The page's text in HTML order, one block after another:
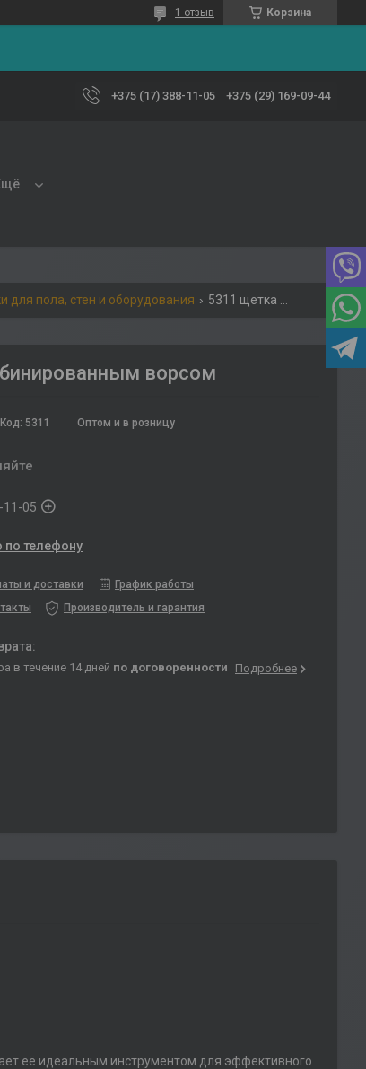
Корзина
1 отзыв
+375 (17) 388-11-05 +375 (29) 169-09-44
для пола, стен и оборудования
ворсом
Оптом и в розницу
Код: 5311
11-05
по телефону
и доставки
График работы
Производитель и гарантия
в течение 14 дней по договоренности Подробнее
её идеальным инструментом для эффективного